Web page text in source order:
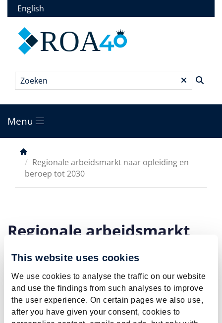
This website uses cookies
We use cookies to analyse the traffic on our website
and use the findings from such analyses to improve
the user experience. On certain pages we also use,
after you have given your consent, cookies to
Overslaan
en
inhoud
English
ROA
Zoeken*
Main
menu
Menu
Kruimelpad
Regionale arbeidsmarkt naar opleiding en
beroep tot 2030
Regionale arbeidsmarkt
tot 2030
december 17, 2025
Het ROA presenteert nieuwe regionale
arbeidsmarktprognoses tot 2030.
Tot nu toe werden de nationale prognoses naar